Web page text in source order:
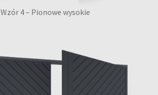
Wzór 4 – Pionowe wysokie